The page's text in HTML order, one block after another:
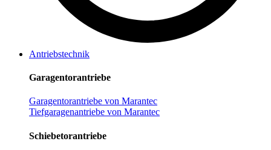
Antriebstechnik
Garagentorantriebe
Garagentorantriebe von Marantec
Tiefgaragenantriebe von Marantec
Schiebetorantriebe